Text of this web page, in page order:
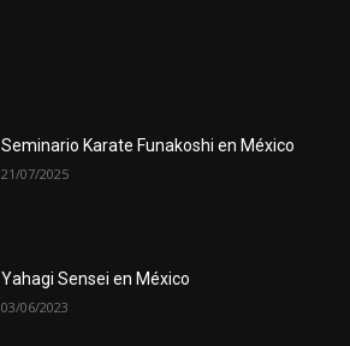
Seminario Karate Funakoshi en México
21/07/2025
Yahagi Sensei en México
03/06/2023